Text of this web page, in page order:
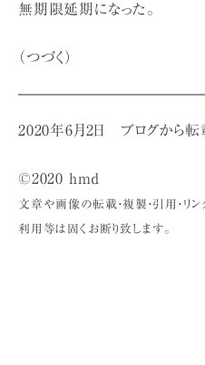
無期限延期になった。
（つづく）
2020年6月2日 ブログから転
©2020 hmd
文章や画像の転載・複製・引用・リン
利用等は固くお断り致します。